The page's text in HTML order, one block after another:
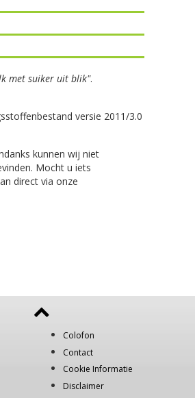
met suiker uit blik".
versie 2011/3.0
kunnen wij niet
Mocht u iets
direct via onze
Colofon
Contact
Cookie Informatie
Disclaimer